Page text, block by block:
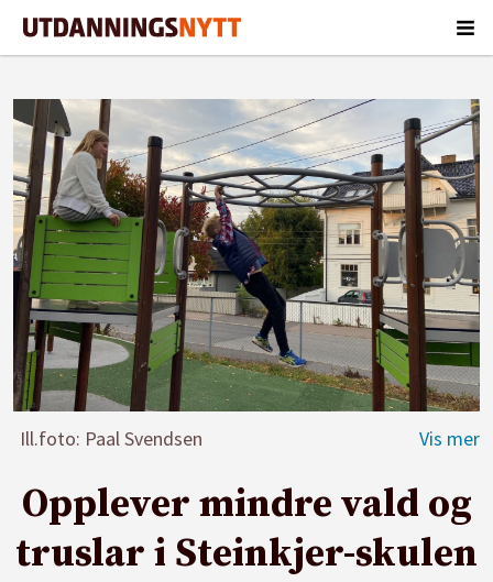
Ill.foto: Paal Svendsen
Opplever mindre vald og
truslar i Steinkjer-skulen